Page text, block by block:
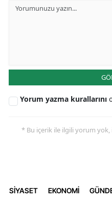
Yorum yazma kurallarını
* Bu içerik ile ilgili yorum yok,
SİYASET EKONOMİ